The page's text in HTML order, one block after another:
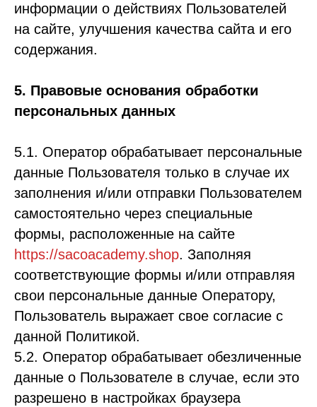
информации о действиях Пользователей
на сайте, улучшения качества сайта и его
содержания.
5. Правовые основания обработки
персональных данных
5.1. Оператор обрабатывает персональные
данные Пользователя только в случае их
заполнения и/или отправки Пользователем
самостоятельно через специальные
формы, расположенные на сайте
https://sacoacademy.shop. Заполняя
соответствующие формы и/или отправляя
свои персональные данные Оператору,
Пользователь выражает свое согласие с
данной Политикой.
5.2. Оператор обрабатывает обезличенные
данные о Пользователе в случае, если это
разрешено в настройках браузера
С заботой о вашем
настроении - скидка 10%
на первую покупку по
промокоду
Подписывайтесь на нашу VIP рассылку и
первыми получайте эксклюзивные предложения.
Ваш персональный промокод на скидку 10%
ждет вас в первом письме!